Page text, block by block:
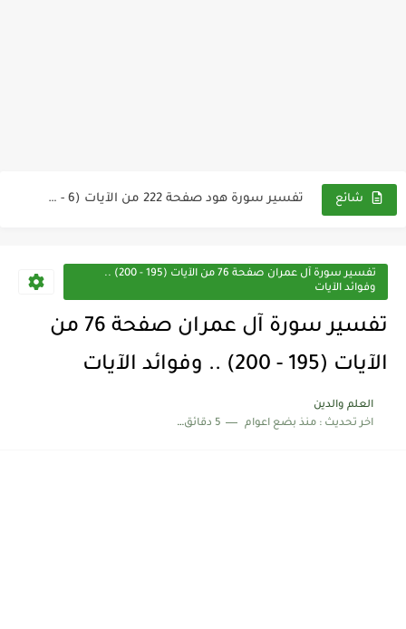
شائع تفسير سورة هود صفحة 222 من الآيات (6 - 12)...
تدبر سورة هود
تفسير سورة آل عمران صفحة 76 من الآيات (195 - 200) ..
وفوائد الآيات
تفسير سورة آل عمران صفحة 76 من
الآيات (195 - 200) .. وفوائد الآيات
العلم والدين
اخر تحديث :منذ بضع اعوام 5 دقائق للقراءة